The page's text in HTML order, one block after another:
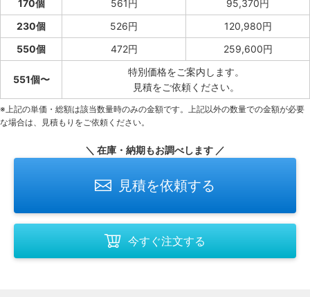
170個 561円
95,370円
230個
526円
120,980円
550個
472円 259,600円
551個〜
特別価格をご案内します。
見積をご依頼ください。
※上記の単価・総額は該当数量時のみの金額です。上記以外の数量での金額が必要
な場合は、見積もりをご依頼ください。
＼ 在庫・納期もお調べします ／
見積を依頼する
今すぐ注文する